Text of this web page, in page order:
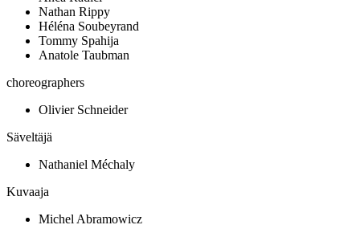
Nathan Rippy
Héléna Soubeyrand
Tommy Spahija
Anatole Taubman
choreographers
Olivier Schneider
Säveltäjä
Nathaniel Méchaly
Kuvaaja
Michel Abramowicz